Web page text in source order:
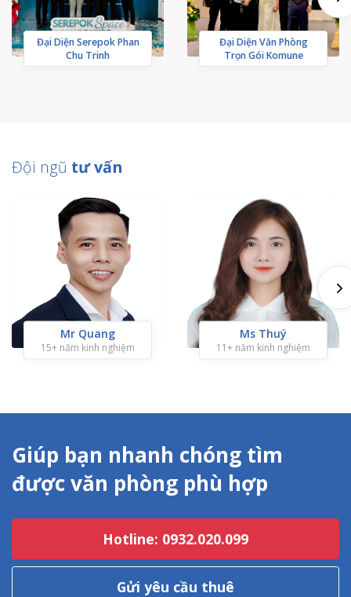
Đại Diện Serepok Phan
Chu Trinh
Đại Diện Văn Phòng
Trọn Gói Komune
Đội ngũ tư vấn
Mr Quang
15+ năm kinh nghiệm
Ms Thuý
11+ năm kinh nghiệm
Giúp bạn nhanh chóng tìm
được văn phòng phù hợp
Hotline: 0932.020.099
Gửi yêu cầu thuê